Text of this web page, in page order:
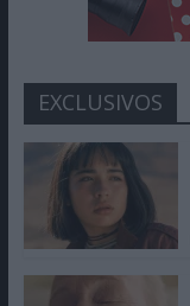
EXCLUSIVOS